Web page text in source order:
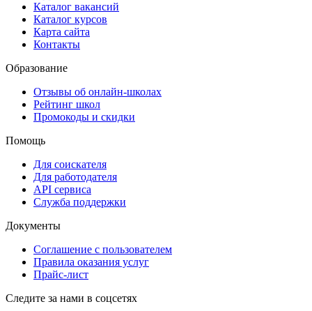
Каталог вакансий
Каталог курсов
Карта сайта
Контакты
Образование
Отзывы об онлайн-школах
Рейтинг школ
Промокоды и скидки
Помощь
Для соискателя
Для работодателя
API сервиса
Служба поддержки
Документы
Соглашение с пользователем
Правила оказания услуг
Прайс-лист
Следите за нами в соцсетях